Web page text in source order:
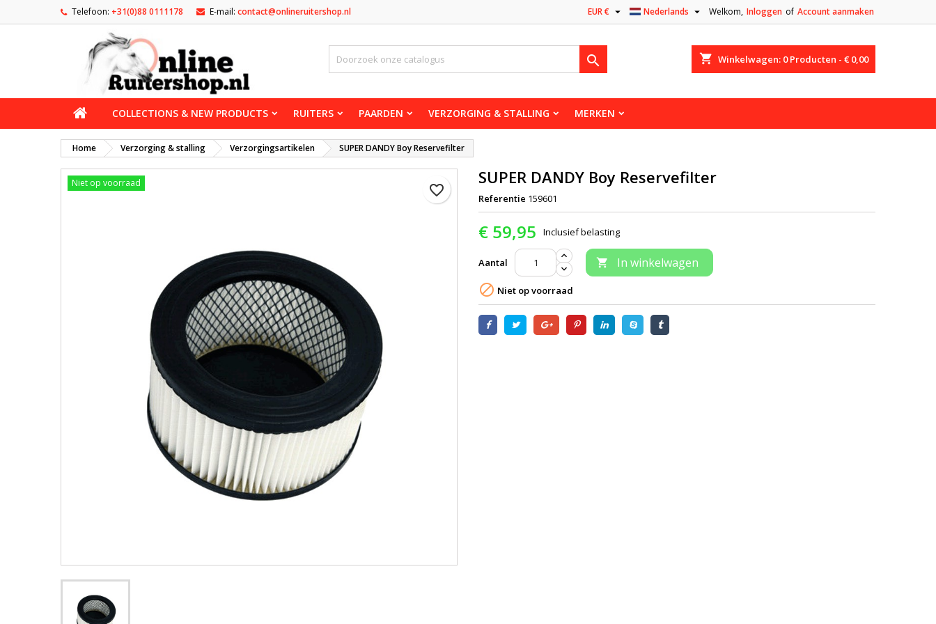
Telefoon: +31(0)88 0111178 E-mail: contact@onlineruitershop.nl Welkom, Inloggen of Account aanmaken
Nederlands 
EUR € 
shopping_cart Winkelwagen: 0Producten - € 0,00

COLLECTIONS & NEW PRODUCTS RUITERS PAARDEN VERZORGING & STALLING MERKEN
Home Verzorging & stalling Verzorgingsartikelen SUPER DANDY Boy Reservefilter
favorite_border
Niet op voorraad SUPER DANDY Boy Reservefilter
Referentie 159601
€ 59,95 Inclusief belasting
Aantal  In winkelwagen
 Niet op voorraad